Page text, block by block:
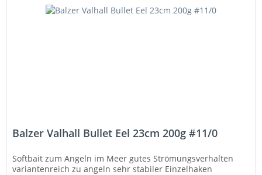
Balzer Valhall Bullet Eel 23cm 200g #11/0
Softbait zum Angeln im Meer gutes Strömungsverhalten
variantenreich zu angeln sehr stabiler Einzelhaken